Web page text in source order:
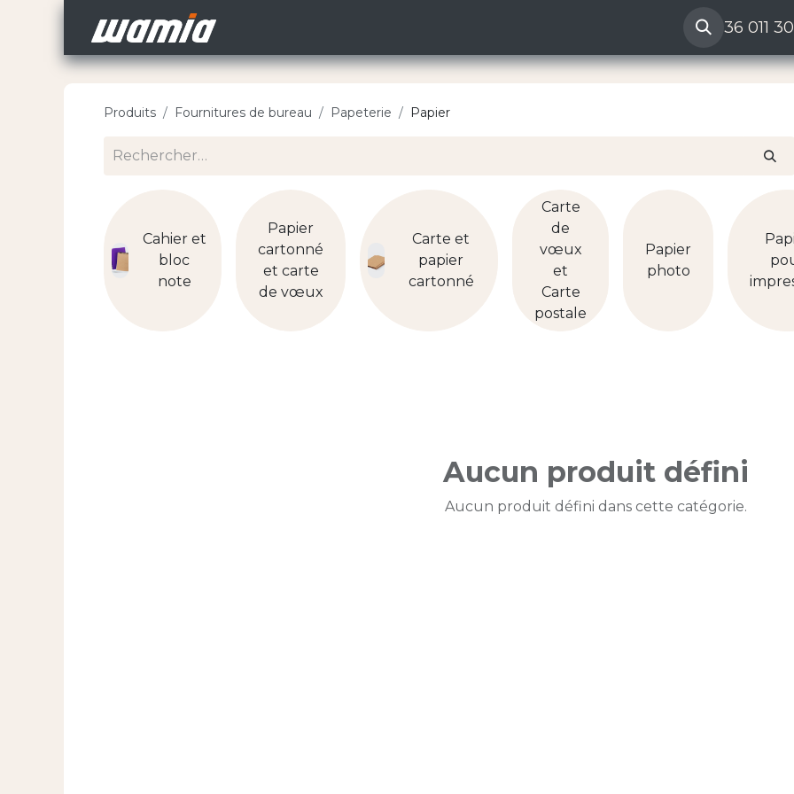
36 011
Produits Fournitures de bureau Papeterie Papier
Cahier et
bloc
note
Papier
cartonné
et carte
de vœux
Carte et
papier
cartonné
Carte
de
vœux
et
Carte
postale
Papier
photo
Aucun produit défini
Aucun produit défini dans cette catégorie.